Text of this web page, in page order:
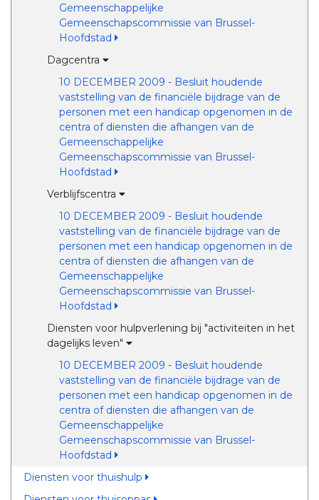
Gemeenschappelijke
Gemeenschapscommissie van Brussel-
Hoofdstad
Dagcentra
10 DECEMBER 2009 - Besluit houdende
vaststelling van de financiële bijdrage van de
personen met een handicap opgenomen in de
centra of diensten die afhangen van de
Gemeenschappelijke
Gemeenschapscommissie van Brussel-
Hoofdstad
Verblijfscentra
10 DECEMBER 2009 - Besluit houdende
vaststelling van de financiële bijdrage van de
personen met een handicap opgenomen in de
centra of diensten die afhangen van de
Gemeenschappelijke
Gemeenschapscommissie van Brussel-
Hoofdstad
Diensten voor hulpverlening bij "activiteiten in het
dagelijks leven"
10 DECEMBER 2009 - Besluit houdende
vaststelling van de financiële bijdrage van de
personen met een handicap opgenomen in de
centra of diensten die afhangen van de
Gemeenschappelijke
Gemeenschapscommissie van Brussel-
Hoofdstad
Diensten voor thuishulp